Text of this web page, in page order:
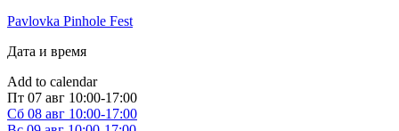
Pavlovka Pinhole Fest
Дата и время
Add to calendar
Пт 07 авг 10:00-17:00
Сб 08 авг 10:00-17:00